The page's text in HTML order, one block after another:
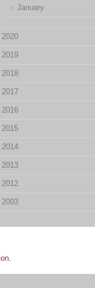
January
2020
2019
2018
2017
2016
2015
2014
2013
2012
2003